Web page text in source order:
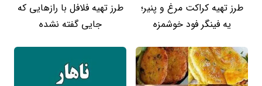
طرز تهیه کراکت مرغ و پنیر؛
یه فینگر فود خوشمزه
طرز تهیه فلافل با رازهایی که
جایی گفته نشده